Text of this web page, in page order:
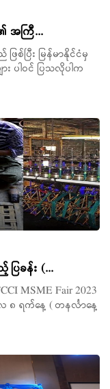
၏ အကြီ...
ဖြစ်ပြီး မြန်မာနိုင်ငံမှ
း ပါဝင် ပြသလိုပါက
ြခန်း (...
MSME Fair 2023
၈ ရက်နေ့ ( တနင်္လာနေ့